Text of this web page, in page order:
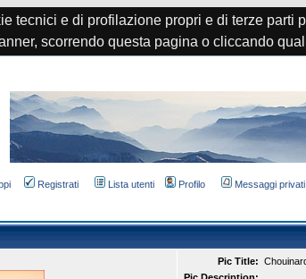
tecnici e di profilazione propri e di terze
scorrendo questa pagina o cliccando
Registrati Lista utenti Profilo Messaggi privati
Pic Title: